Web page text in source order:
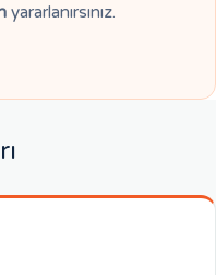
yararlanırsınız.